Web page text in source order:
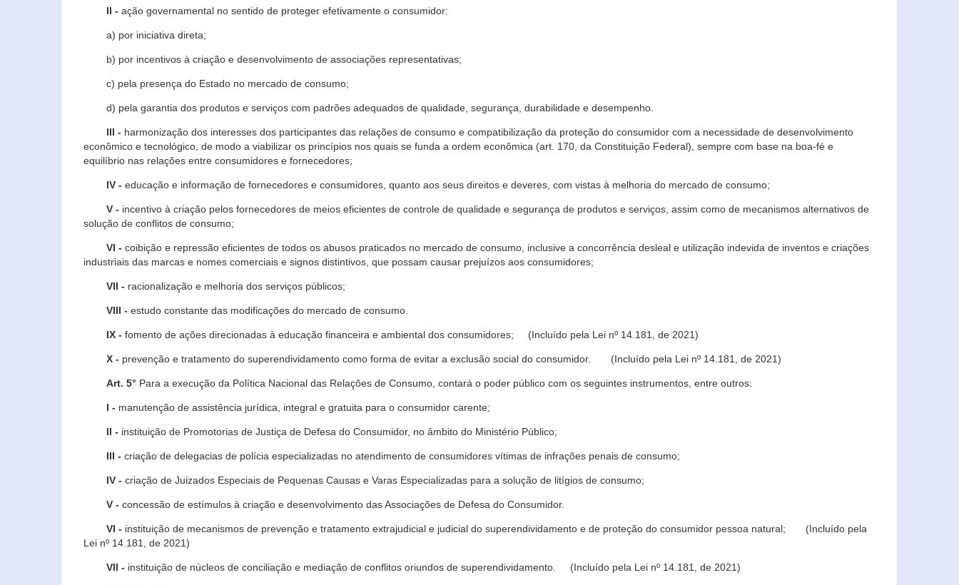
II - ação governamental no sentido de proteger efetivamente o consumidor:
a) por iniciativa direta;
b) por incentivos à criação e desenvolvimento de associações representativas;
c) pela presença do Estado no mercado de consumo;
d) pela garantia dos produtos e serviços com padrões adequados de qualidade, segurança, durabilidade e desempenho.
III - harmonização dos interesses dos participantes das relações de consumo e compatibilização da proteção do consumidor com a necessidade de desenvolvimento
econômico e tecnológico, de modo a viabilizar os princípios nos quais se funda a ordem econômica (art. 170, da Constituição Federal), sempre com base na boa-fé e
equilíbrio nas relações entre consumidores e fornecedores;
IV - educação e informação de fornecedores e consumidores, quanto aos seus direitos e deveres, com vistas à melhoria do mercado de consumo;
V - incentivo à criação pelos fornecedores de meios eficientes de controle de qualidade e segurança de produtos e serviços, assim como de mecanismos alternativos de
solução de conflitos de consumo;
VI - coibição e repressão eficientes de todos os abusos praticados no mercado de consumo, inclusive a concorrência desleal e utilização indevida de inventos e criações
industriais das marcas e nomes comerciais e signos distintivos, que possam causar prejuízos aos consumidores;
VII - racionalização e melhoria dos serviços públicos;
VIII - estudo constante das modificações do mercado de consumo.
IX - fomento de ações direcionadas à educação financeira e ambiental dos consumidores; (Incluído pela Lei nº 14.181, de 2021)
X - prevenção e tratamento do superendividamento como forma de evitar a exclusão social do consumidor. (Incluído pela Lei nº 14.181, de 2021)
Art. 5° Para a execução da Política Nacional das Relações de Consumo, contará o poder público com os seguintes instrumentos, entre outros:
I - manutenção de assistência jurídica, integral e gratuita para o consumidor carente;
II - instituição de Promotorias de Justiça de Defesa do Consumidor, no âmbito do Ministério Público;
III - criação de delegacias de polícia especializadas no atendimento de consumidores vítimas de infrações penais de consumo;
IV - criação de Juizados Especiais de Pequenas Causas e Varas Especializadas para a solução de litígios de consumo;
V - concessão de estímulos à criação e desenvolvimento das Associações de Defesa do Consumidor.
VI - instituição de mecanismos de prevenção e tratamento extrajudicial e judicial do superendividamento e de proteção do consumidor pessoa natural; (Incluído pela
Lei nº 14.181, de 2021)
VII - instituição de núcleos de conciliação e mediação de conflitos oriundos de superendividamento. (Incluído pela Lei nº 14.181, de 2021)